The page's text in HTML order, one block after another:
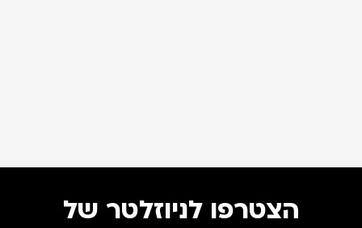
הצטרפו לניוזלטר של